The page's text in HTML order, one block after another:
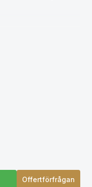
Offertförfrågan